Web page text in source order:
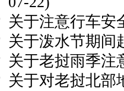
关于注意行车安
关于泼水节期间
关于老挝雨季注
关于对老挝北部